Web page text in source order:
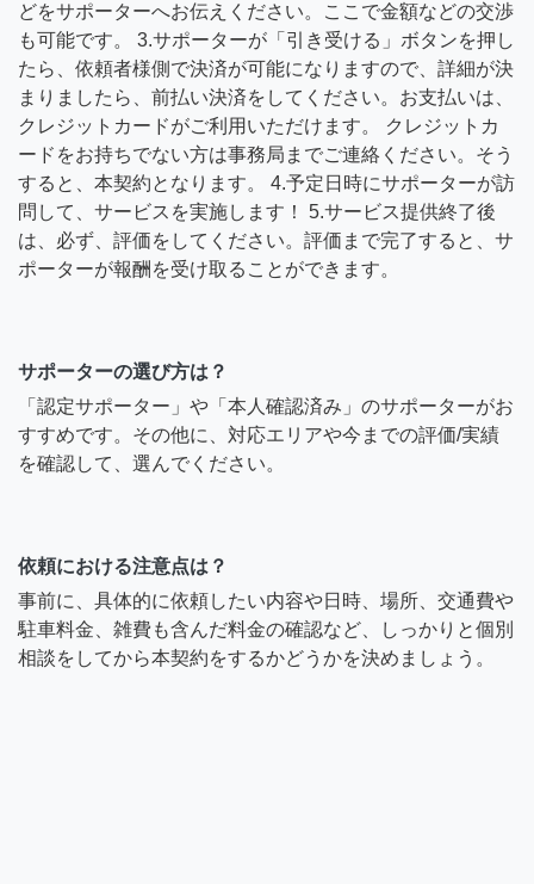
どをサポーターへお伝えください。ここで金額などの交渉
も可能です。 3.サポーターが「引き受ける」ボタンを押し
たら、依頼者様側で決済が可能になりますので、詳細が決
まりましたら、前払い決済をしてください。お支払いは、
クレジットカードがご利用いただけます。 クレジットカ
ードをお持ちでない方は事務局までご連絡ください。そう
すると、本契約となります。 4.予定日時にサポーターが訪
問して、サービスを実施します！ 5.サービス提供終了後
は、必ず、評価をしてください。評価まで完了すると、サ
ポーターが報酬を受け取ることができます。
サポーターの選び方は？
「認定サポーター」や「本人確認済み」のサポーターがお
すすめです。その他に、対応エリアや今までの評価/実績
を確認して、選んでください。
依頼における注意点は？
事前に、具体的に依頼したい内容や日時、場所、交通費や
駐車料金、雑費も含んだ料金の確認など、しっかりと個別
相談をしてから本契約をするかどうかを決めましょう。